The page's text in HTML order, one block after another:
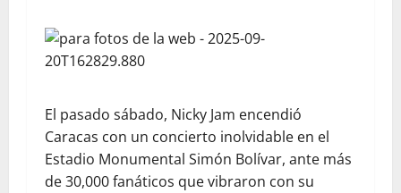
El pasado sábado, Nicky Jam encendió
Caracas con un concierto inolvidable en el
Estadio Monumental Simón Bolívar, ante más
de 30,000 fanáticos que vibraron con su